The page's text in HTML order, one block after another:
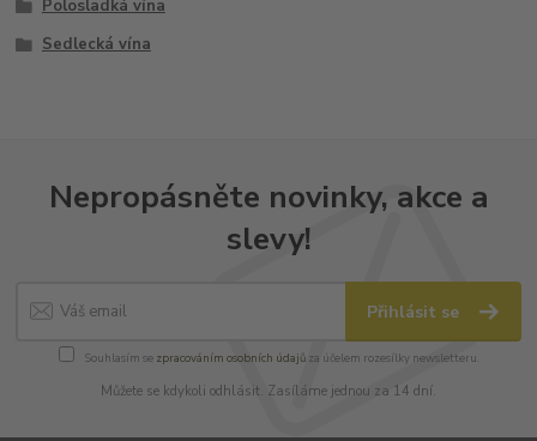
Polosladká vína
Sedlecká vína
Nepropásněte novinky, akce a
slevy!
Přihlásit se
Souhlasím se zpracováním osobních údajůza účelem rozesílky newsletteru.
Můžete se kdykoli odhlásit. Zasíláme jednou za 14 dní.